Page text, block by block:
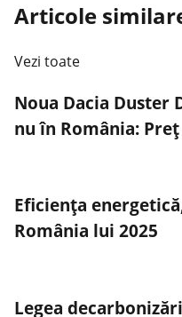
Articole
Vezi toate
Noua Dacia Duster
nu în România:
Eficiența
România lui 2025
Legea